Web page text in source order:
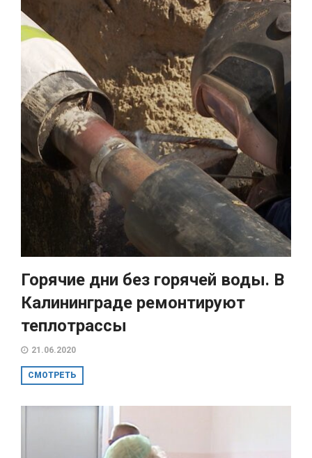
Горячие дни без горячей воды. В
Калининграде ремонтируют
теплотрассы
21.06.2020
СМОТРЕТЬ